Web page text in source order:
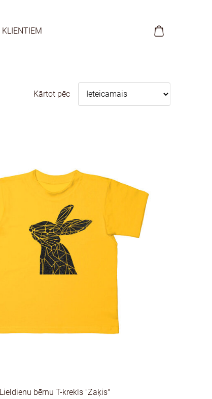
KLIENTIEM
Kārtot pēc
Lieldienu bērnu T-krekls "Zaķis"